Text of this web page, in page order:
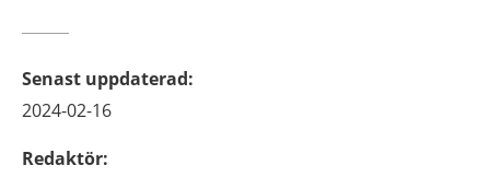
Senast uppdaterad:
2024-02-16
Redaktör: